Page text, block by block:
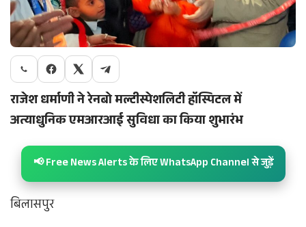
राजेश धर्माणी ने रेनबो मल्टीस्पेशलिटी हॉस्पिटल में
अत्याधुनिक एमआरआई सुविधा का किया शुभारंभ
📢 Free News Alerts के लिए WhatsApp Channel से जुड़ें
बिलासपुर